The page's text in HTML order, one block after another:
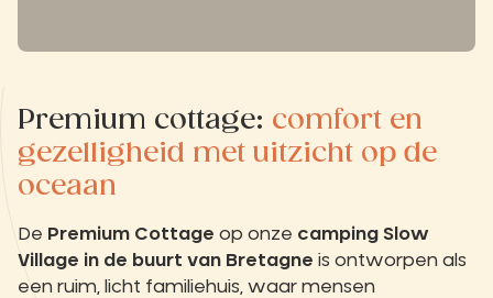
Premium cottage: comfort en
gezelligheid met uitzicht op de
oceaan
De Premium Cottage op onze camping Slow
Village in de buurt van Bretagne is ontworpen als
een ruim, licht familiehuis, waar mensen